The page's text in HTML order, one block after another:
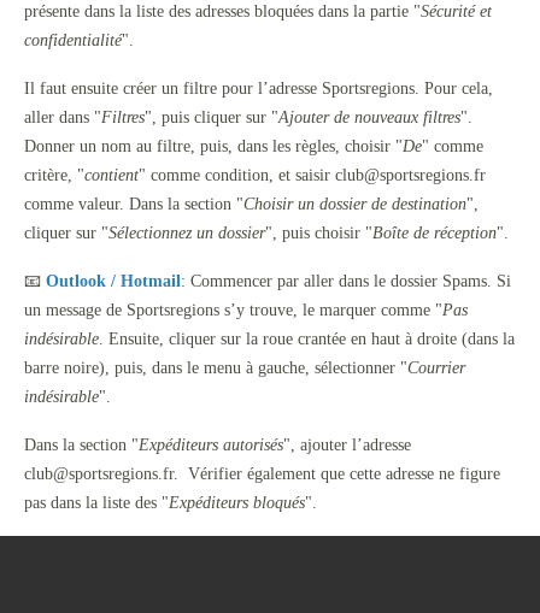
présente dans la liste des adresses bloquées dans la partie "Sécurité et
confidentialité".
Il faut ensuite créer un filtre pour l’adresse Sportsregions. Pour cela,
aller dans "Filtres", puis cliquer sur "Ajouter de nouveaux filtres".
Donner un nom au filtre, puis, dans les règles, choisir "De" comme
critère, "contient" comme condition, et saisir club@sportsregions.fr
comme valeur. Dans la section "Choisir un dossier de destination",
cliquer sur "Sélectionnez un dossier", puis choisir "Boîte de réception".
📧 Outlook / Hotmail: Commencer par aller dans le dossier Spams. Si
un message de Sportsregions s’y trouve, le marquer comme "Pas
indésirable . Ensuite, cliquer sur la roue crantée en haut à droite (dans la
barre noire), puis, dans le menu à gauche, sélectionner "Courrier
indésirable".
Dans la section "Expéditeurs autorisés", ajouter l’adresse
club@sportsregions.fr. Vérifier également que cette adresse ne figure
pas dans la liste des "Expéditeurs bloqués".